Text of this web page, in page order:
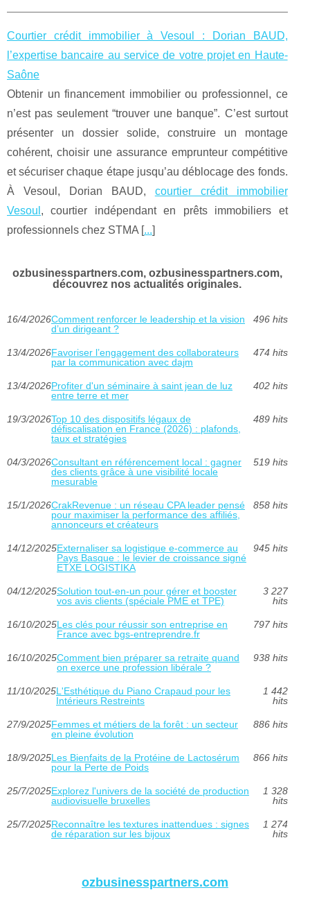
Courtier crédit immobilier à Vesoul : Dorian BAUD,
l’expertise bancaire au service de votre projet en Haute-
Saône
Obtenir un financement immobilier ou professionnel, ce
n’est pas seulement “trouver une banque”. C’est surtout
présenter un dossier solide, construire un montage
cohérent, choisir une assurance emprunteur compétitive
et sécuriser chaque étape jusqu’au déblocage des fonds.
À Vesoul, Dorian BAUD, courtier crédit immobilier
Vesoul , courtier indépendant en prêts immobiliers et
professionnels chez STMA [...]
ozbusinesspartners.com, ozbusinesspartners.com,
découvrez nos actualités originales.
16/4/2026Comment renforcer le leadership et la vision
d’un dirigeant ?
496 hits
13/4/2026Favoriser l’engagement des collaborateurs
par la communication avec dajm
474 hits
13/4/2026Profiter d'un séminaire à saint jean de luz
entre terre et mer
402 hits
19/3/2026Top 10 des dispositifs légaux de
défiscalisation en France (2026) : plafonds,
taux et stratégies
489 hits
04/3/2026Consultant en référencement local : gagner
des clients grâce à une visibilité locale
mesurable
519 hits
15/1/2026CrakRevenue : un réseau CPA leader pensé
pour maximiser la performance des affiliés,
annonceurs et créateurs
858 hits
14/12/2025Externaliser sa logistique e‑commerce au
Pays Basque : le levier de croissance signé
ETXE LOGISTIKA
945 hits
04/12/2025Solution tout-en-un pour gérer et booster
vos avis clients (spéciale PME et TPE)
3 227
hits
16/10/2025Les clés pour réussir son entreprise en
France avec bgs-entreprendre.fr
797 hits
16/10/2025Comment bien préparer sa retraite quand
on exerce une profession libérale ?
938 hits
11/10/2025L'Esthétique du Piano Crapaud pour les
Intérieurs Restreints
1 442
hits
27/9/2025Femmes et métiers de la forêt : un secteur
en pleine évolution
886 hits
18/9/2025Les Bienfaits de la Protéine de Lactosérum
pour la Perte de Poids
866 hits
25/7/2025Explorez l'univers de la société de production
audiovisuelle bruxelles
1 328
hits
25/7/2025Reconnaître les textures inattendues : signes
de réparation sur les bijoux
1 274
hits
ozbusinesspartners.com